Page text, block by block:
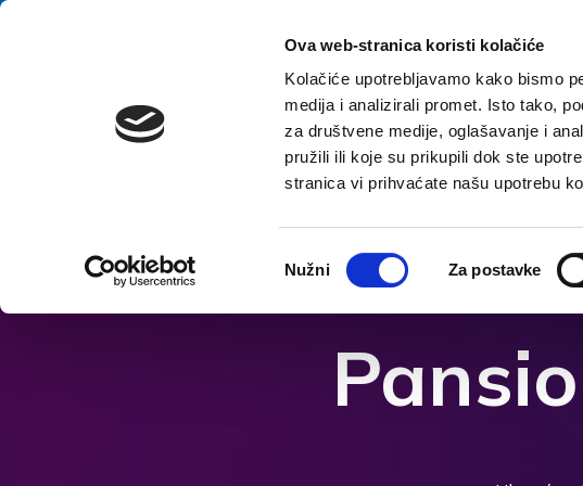
Ova web-stranica koristi kolačiće
Kolačiće upotrebljavamo kako bismo
medija i analizirali promet. Isto tako,
za društvene medije, oglašavanje i
pružili ili koje su prikupili dok ste
stranica vi prihvaćate našu upotrebu
pristanka
Nužni Za postavke
Preskočiť na obsah
Hlavná